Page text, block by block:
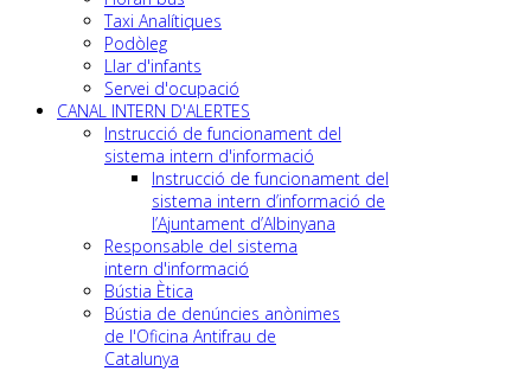
Taxi Analítiques
Podòleg
Llar d'infants
Servei d'ocupació
CANAL INTERN D'ALERTES
Instrucció de funcionament del
sistema intern d'informació
Instrucció de funcionament del
sistema intern d’informació de
l’Ajuntament d’Albinyana
Responsable del sistema
intern d'informació
Bústia Ètica
Bústia de denúncies anònimes
de l'Oficina Antifrau de
Catalunya